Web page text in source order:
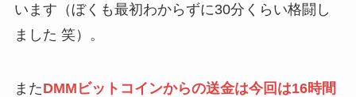
います（ぼくも最初わからずに30分くらい格闘し
ました 笑）。
またDMMビットコインからの送金は今回は16時間